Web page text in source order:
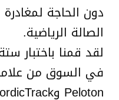
دون الحاجة
الصالة الرياضية.
لقد قمنا باختبار
في السوق من